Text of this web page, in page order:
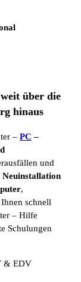
über die
hinaus
– PC –
und
Neuinstallation
,
schnell
– Hilfe
Schulungen
& EDV